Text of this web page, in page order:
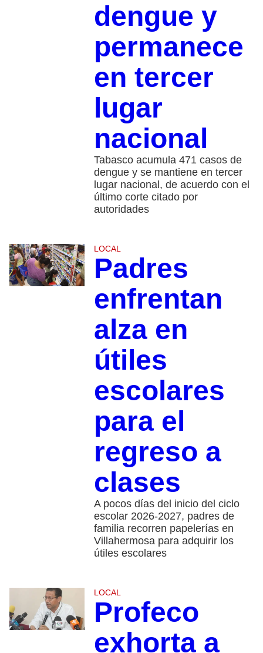
dengue y
permanece
en tercer
lugar
nacional
Tabasco acumula 471 casos de
dengue y se mantiene en tercer
lugar nacional, de acuerdo con el
último corte citado por
autoridades
LOCAL
Padres
enfrentan
alza en
útiles
escolares
para el
regreso a
clases
A pocos días del inicio del ciclo
escolar 2026-2027, padres de
familia recorren papelerías en
Villahermosa para adquirir los
útiles escolares
LOCAL
Profeco
exhorta a